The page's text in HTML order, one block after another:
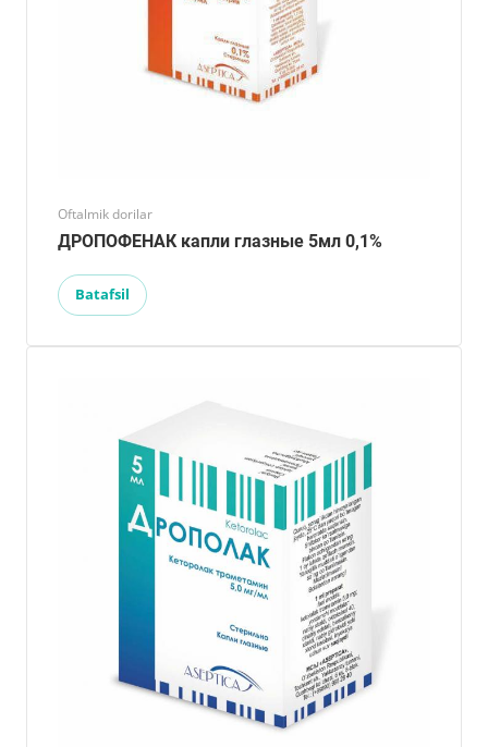
Oftalmik dorilar
ДРОПОФЕНАК капли глазные 5мл 0,1%
Batafsil